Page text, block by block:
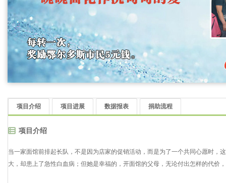
项目介绍 项目进展 数据报表 捐助流程
项目介绍
当一家面馆前排起长队，不是因为店家的促销活动，而是为了一个共同心愿时，
大，却患上了急性白血病；但她是幸福的，开面馆的父母，无论付出怎样的代价